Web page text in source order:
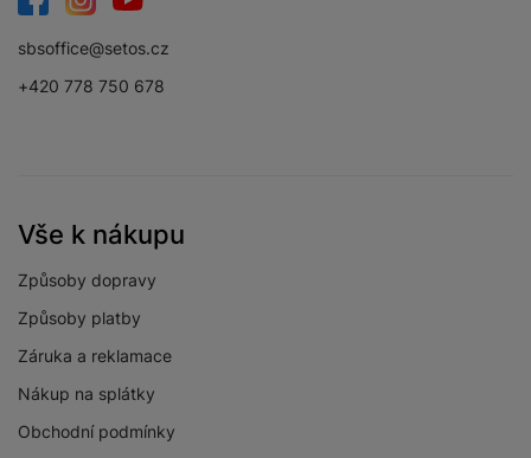
sbsoffice@setos.cz
+420 778 750 678
Vše k nákupu
Způsoby dopravy
Způsoby platby
Záruka a reklamace
Nákup na splátky
Obchodní podmínky